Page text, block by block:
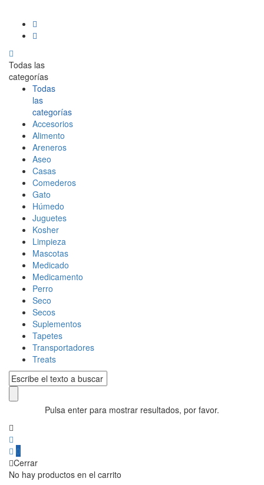
Todas las
categorías
Todas
las
categorías
Accesorios
Alimento
Areneros
Aseo
Casas
Comederos
Gato
Húmedo
Juguetes
Kosher
Limpieza
Mascotas
Medicado
Medicamento
Perro
Seco
Secos
Suplementos
Tapetes
Transportadores
Treats
Pulsa enter para mostrar resultados, por favor.
0
Cerrar
No hay productos en el carrito